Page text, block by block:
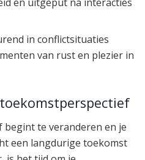
in conflictsituaties
van rust en plezier in
te veranderen en je
een langdurige toekomst